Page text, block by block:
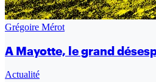
Grégoire Mérot
A Mayotte, le grand
Actualité